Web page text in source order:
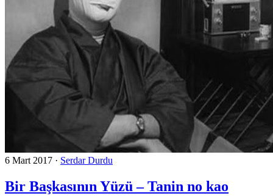
6 Mart 2017 · Serdar Durdu
Bir Başkasının Yüzü – Tanin no kao